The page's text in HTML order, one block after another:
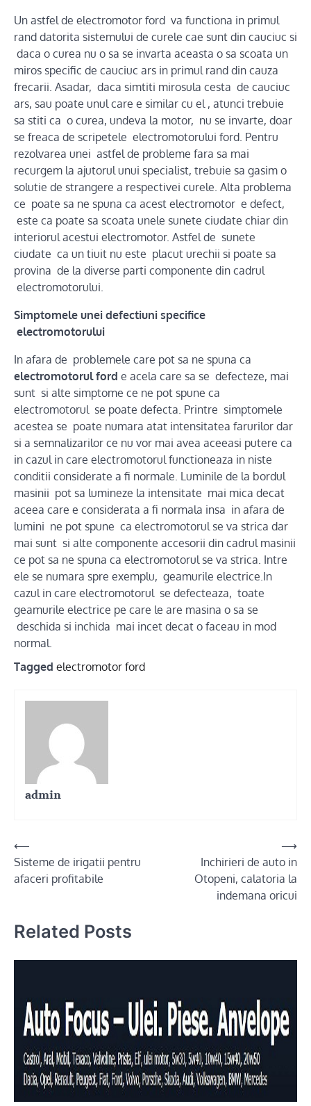
Un astfel de electromotor ford va functiona in primul
rand datorita sistemului de curele cae sunt din cauciuc si
daca o curea nu o sa se invarta aceasta o sa scoata un
miros specific de cauciuc ars in primul rand din cauza
frecarii. Asadar, daca simtiti mirosula cesta de cauciuc
ars, sau poate unul care e similar cu el , atunci trebuie
sa stiti ca o curea, undeva la motor, nu se invarte, doar
se freaca de scripetele electromotorului ford. Pentru
rezolvarea unei astfel de probleme fara sa mai
recurgem la ajutorul unui specialist, trebuie sa gasim o
solutie de strangere a respectivei curele. Alta problema
ce poate sa ne spuna ca acest electromotor e defect,
este ca poate sa scoata unele sunete ciudate chiar din
interiorul acestui electromotor. Astfel de sunete
ciudate ca un tiuit nu este placut urechii si poate sa
provina de la diverse parti componente din cadrul
electromotorului.
Simptomele unei defectiuni specifice
electromotorului
In afara de problemele care pot sa ne spuna ca
electromotorul ford e acela care sa se defecteze, mai
sunt si alte simptome ce ne pot spune ca
electromotorul se poate defecta. Printre simptomele
acestea se poate numara atat intensitatea farurilor dar
si a semnalizarilor ce nu vor mai avea aceeasi putere ca
in cazul in care electromotorul functioneaza in niste
conditii considerate a fi normale. Luminile de la bordul
masinii pot sa lumineze la intensitate mai mica decat
aceea care e considerata a fi normala insa in afara de
lumini ne pot spune ca electromotorul se va strica dar
mai sunt si alte componente accesorii din cadrul masinii
ce pot sa ne spuna ca electromotorul se va strica. Intre
ele se numara spre exemplu, geamurile electrice.In
cazul in care electromotorul se defecteaza, toate
geamurile electrice pe care le are masina o sa se
deschida si inchida mai incet decat o faceau in mod
normal.
Tagged electromotor ford
admin
Post
navigation
⟵
Sisteme de irigatii pentru
afaceri profitabile
Inchirieri de auto in
Otopeni, calatoria la
indemana oricui
⟶
Related Posts